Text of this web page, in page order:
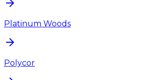
Platinum Woods
Polycor